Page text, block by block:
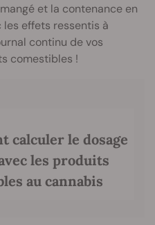
et la contenance en
les effets ressentis à
continu de vos
comestibles !
calculer le dosage
les produits
au cannabis